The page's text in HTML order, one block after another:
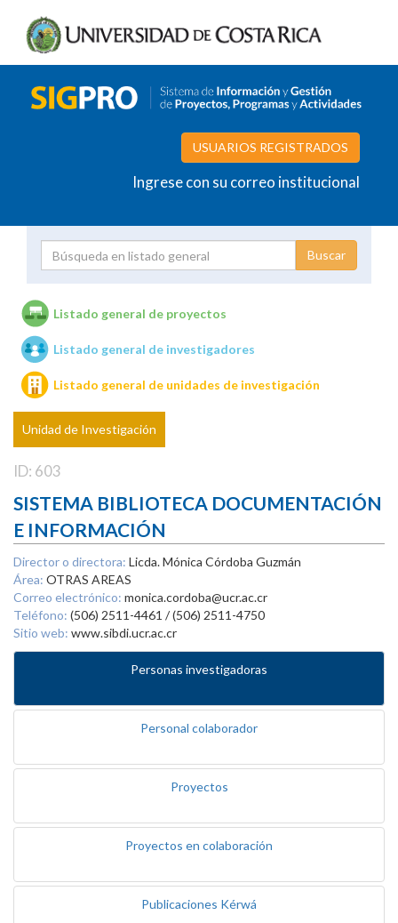
USUARIOS REGISTRADOS
Ingrese con su correo institucional
Unidades de investigación
Listado general de proyectos
Listado general de investigadores
Listado general de unidades de investigación
Unidad de Investigación
ID: 603
SISTEMA BIBLIOTECA DOCUMENTACIÓN
E INFORMACIÓN
Director o directora: Licda. Mónica Córdoba Guzmán
Área: OTRAS AREAS
Correo electrónico: monica.cordoba@ucr.ac.cr
Teléfono: (506) 2511-4461 / (506) 2511-4750
Sitio web: www.sibdi.ucr.ac.cr
Personas investigadoras
Personal colaborador
Proyectos
Proyectos en colaboración
Publicaciones Kérwá